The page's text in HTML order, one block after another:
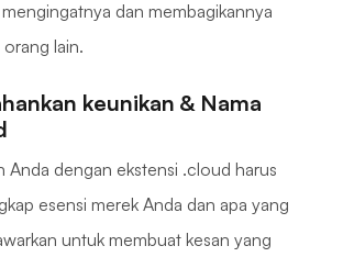
dan membagikannya
lain.
keunikan & Nama
Anda dengan ekstensi .cloud harus
esensi merek Anda dan apa yang
untuk membuat kesan yang